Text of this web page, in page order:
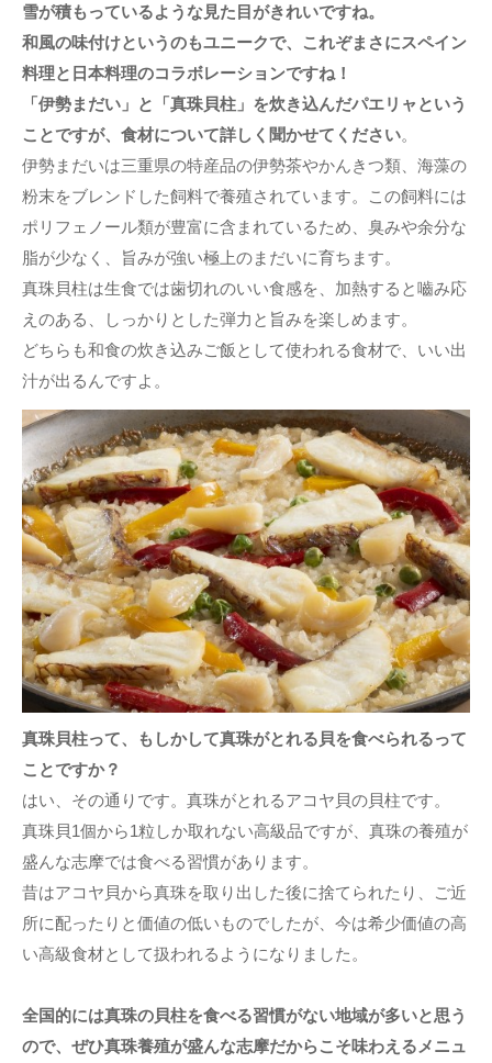
雪が積もっているような見た目がきれいですね。
和風の味付けというのもユニークで、これぞまさにスペイン
料理と日本料理のコラボレーションですね！
「伊勢まだい」と「真珠貝柱」を炊き込んだパエリャという
ことですが、食材について詳しく聞かせてください。
伊勢まだいは三重県の特産品の伊勢茶やかんきつ類、海藻の
粉末をブレンドした飼料で養殖されています。この飼料には
ポリフェノール類が豊富に含まれているため、臭みや余分な
脂が少なく、旨みが強い極上のまだいに育ちます。
真珠貝柱は生食では歯切れのいい食感を、加熱すると嚙み応
えのある、しっかりとした弾力と旨みを楽しめます。
どちらも和食の炊き込みご飯として使われる食材で、いい出
汁が出るんですよ。
真珠貝柱って、もしかして真珠がとれる貝を食べられるって
ことですか？
はい、その通りです。真珠がとれるアコヤ貝の貝柱です。
真珠貝1個から1粒しか取れない高級品ですが、真珠の養殖が
盛んな志摩では食べる習慣があります。
昔はアコヤ貝から真珠を取り出した後に捨てられたり、ご近
所に配ったりと価値の低いものでしたが、今は希少価値の高
い高級食材として扱われるようになりました。
全国的には真珠の貝柱を食べる習慣がない地域が多いと思う
ので、ぜひ真珠養殖が盛んな志摩だからこそ味わえるメニュ